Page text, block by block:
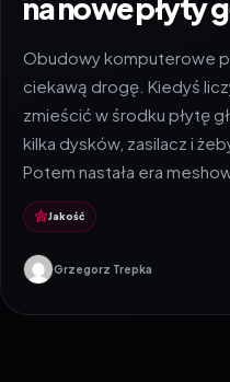
na nowe płyty
Obudowy komputerowe
ciekawą drogę. Kiedyś
zmieścić w środku płytę
kilka dysków, zasilacz i
Potem nastała era
Jakość
Grzegorz Trepka